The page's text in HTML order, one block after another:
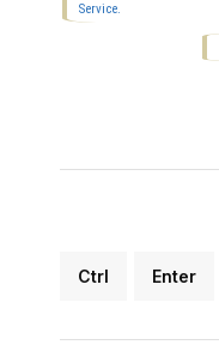
Service.
Ctrl Enter